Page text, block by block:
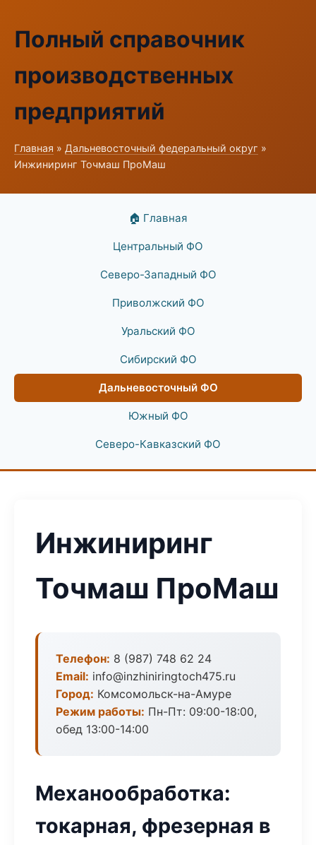
Полный справочник
производственных
предприятий
Главная » Дальневосточный федеральный округ »
Инжиниринг Точмаш ПроМаш
🏠 Главная
Центральный ФО
Северо-Западный ФО
Приволжский ФО
Уральский ФО
Сибирский ФО
Дальневосточный ФО
Южный ФО
Северо-Кавказский ФО
Инжиниринг
Точмаш ПроМаш
Телефон: 8 (987) 748 62 24
Email: info@inzhiniringtoch475.ru
Город: Комсомольск-на-Амуре
Режим работы: Пн-Пт: 09:00-18:00,
обед 13:00-14:00
Механообработка:
токарная, фрезерная в